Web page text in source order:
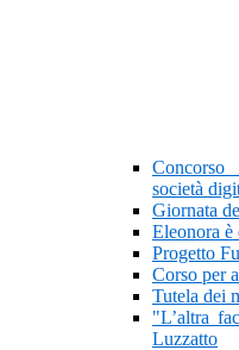
società
Giornata
Eleonora è
Progetto
Corso per
Tutela dei
"L’altra
Luzzatto